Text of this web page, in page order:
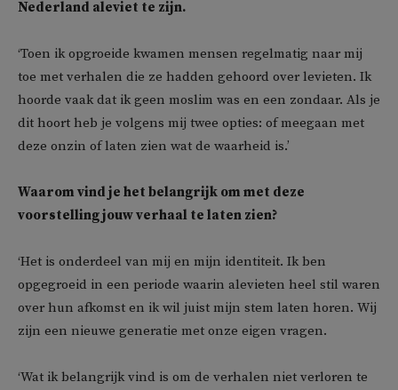
Nederland aleviet te zijn.
‘Toen ik opgroeide kwamen mensen regelmatig naar mij
toe met verhalen die ze hadden gehoord over levieten. Ik
hoorde vaak dat ik geen moslim was en een zondaar. Als je
dit hoort heb je volgens mij twee opties: of meegaan met
deze onzin of laten zien wat de waarheid is.’
Waarom vind je het belangrijk om met deze
voorstelling jouw verhaal te laten zien?
‘Het is onderdeel van mij en mijn identiteit. Ik ben
opgegroeid in een periode waarin alevieten heel stil waren
over hun afkomst en ik wil juist mijn stem laten horen. Wij
zijn een nieuwe generatie met onze eigen vragen.
‘Wat ik belangrijk vind is om de verhalen niet verloren te